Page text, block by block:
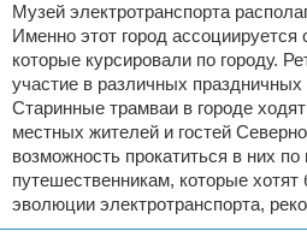
Музей электротранспорта
Именно этот город
которые курсировали по городу.
участие в различных
Старинные трамваи в городе
местных жителей и гостей
возможность прокатиться в них по
путешественникам, которые
эволюции электротранспорта,